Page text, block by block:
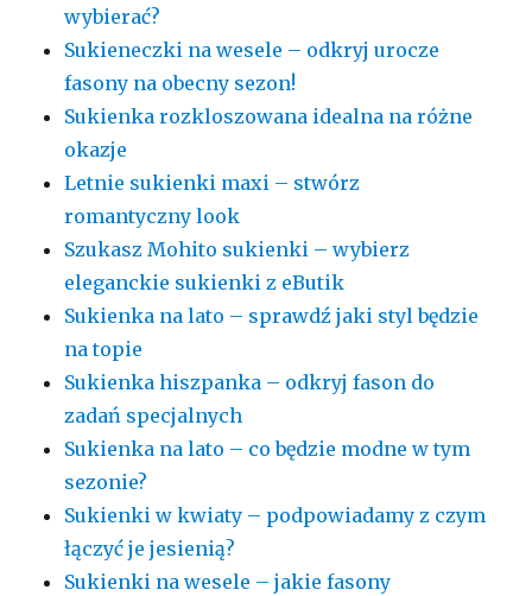
wybierać?
Sukieneczki na wesele – odkryj urocze
fasony na obecny sezon!
Sukienka rozkloszowana idealna na różne
okazje
Letnie sukienki maxi – stwórz
romantyczny look
Szukasz Mohito sukienki – wybierz
eleganckie sukienki z eButik
Sukienka na lato – sprawdź jaki styl będzie
na topie
Sukienka hiszpanka – odkryj fason do
zadań specjalnych
Sukienka na lato – co będzie modne w tym
sezonie?
Sukienki w kwiaty – podpowiadamy z czym
łączyć je jesienią?
Sukienki na wesele – jakie fasony